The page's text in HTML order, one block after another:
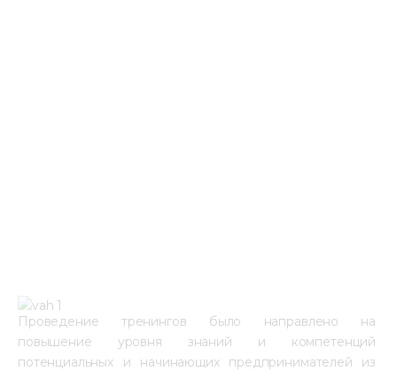
Проведение тренингов было направлено на
повышение уровня знаний и компетенций
потенциальных и начинающих предпринимателей из